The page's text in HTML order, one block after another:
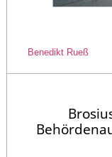
Benedikt Rueß